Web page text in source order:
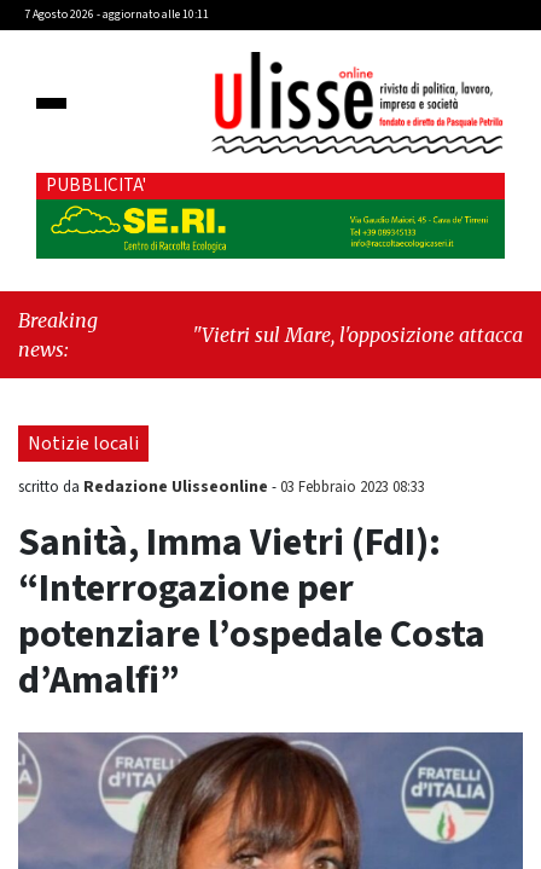
7 Agosto 2026 - aggiornato alle 10:11
PUBBLICITA'
Breaking
news:
"Vietri sul Mare, l'opposizione attacca la
Conti»"
Notizie locali
scritto da Redazione Ulisseonline -03 Febbraio 2023 08:33
Sanità, Imma Vietri (FdI):
“Interrogazione per
potenziare l’ospedale Costa
d’Amalfi”